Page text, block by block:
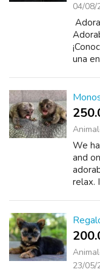
04/08/
una
We
and
relax.
23/05/